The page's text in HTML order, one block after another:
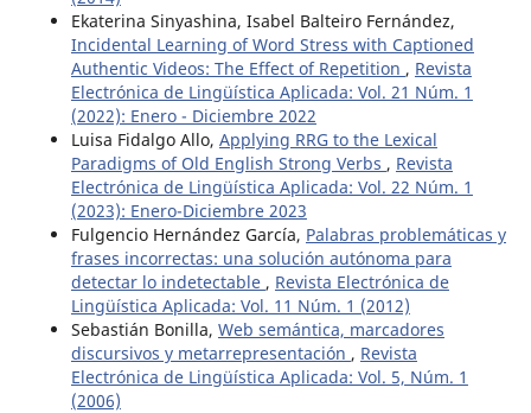
Ekaterina Sinyashina, Isabel Balteiro Fernández,
Incidental Learning of Word Stress with Captioned
Authentic Videos: The Effect of Repetition , Revista
Electrónica de Lingüística Aplicada: Vol. 21 Núm. 1
(2022): Enero - Diciembre 2022
Luisa Fidalgo Allo, Applying RRG to the Lexical
Paradigms of Old English Strong Verbs , Revista
Electrónica de Lingüística Aplicada: Vol. 22 Núm. 1
(2023): Enero-Diciembre 2023
Fulgencio Hernández García, Palabras problemáticas y
frases incorrectas: una solución autónoma para
detectar lo indetectable , Revista Electrónica de
Lingüística Aplicada: Vol. 11 Núm. 1 (2012)
Sebastián Bonilla, Web semántica, marcadores
discursivos y metarrepresentación , Revista
Electrónica de Lingüística Aplicada: Vol. 5, Núm. 1
(2006)